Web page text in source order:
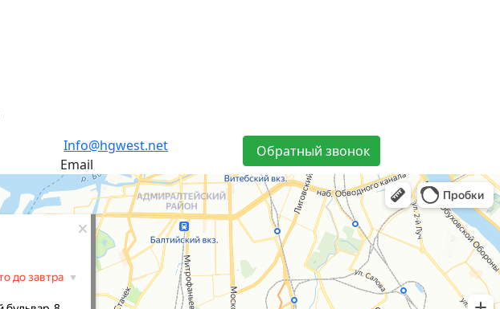
Info@hgwest.net
Email
Обратный звонок